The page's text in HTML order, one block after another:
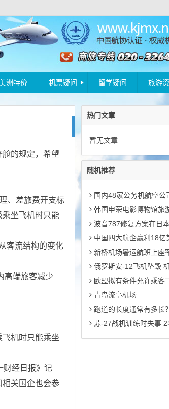
洲特价 机票疑问 留学疑问 旅游
的规定，希望
、差旅费开支标
坐飞机时只能
客流结构的变化
端旅客减少
机时只能乘坐
经日报》记
关国企也会参
热门文章
暂无文章
随机推荐
国内48家公务机航空公
韩国申荣电影博物馆旅
波音787修复方案在日
中国四大航企赢利18亿
新桥机场暑运航班上座
俄罗斯安-12飞机坠毁
欧盟拟有条件允许乘客
青岛流亭机场
跑道的长度通常有多长？
苏-27战机训练时失事 2